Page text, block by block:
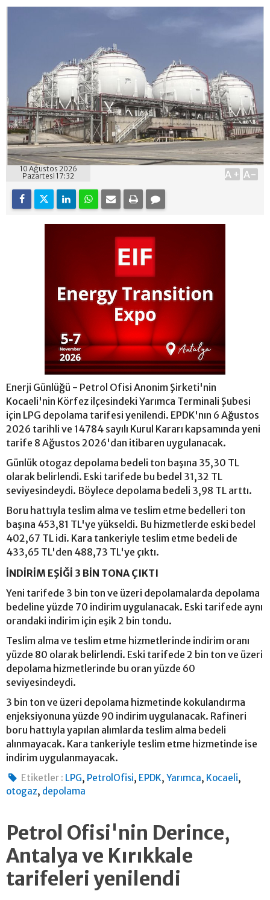
10 Ağustos 2026
Pazartesi 17:32
A+ A-
Enerji Günlüğü - Petrol Ofisi Anonim Şirketi'nin
Kocaeli'nin Körfez ilçesindeki Yarımca Terminali Şubesi
için LPG depolama tarifesi yenilendi. EPDK'nın 6 Ağustos
2026 tarihli ve 14784 sayılı Kurul Kararı kapsamında yeni
tarife 8 Ağustos 2026'dan itibaren uygulanacak.
Günlük otogaz depolama bedeli ton başına 35,30 TL
olarak belirlendi. Eski tarifede bu bedel 31,32 TL
seviyesindeydi. Böylece depolama bedeli 3,98 TL arttı.
Boru hattıyla teslim alma ve teslim etme bedelleri ton
başına 453,81 TL'ye yükseldi. Bu hizmetlerde eski bedel
402,67 TL idi. Kara tankeriyle teslim etme bedeli de
433,65 TL'den 488,73 TL'ye çıktı.
İNDİRİM EŞİĞİ 3 BİN TONA ÇIKTI
Yeni tarifede 3 bin ton ve üzeri depolamalarda depolama
bedeline yüzde 70 indirim uygulanacak. Eski tarifede aynı
orandaki indirim için eşik 2 bin tondu.
Teslim alma ve teslim etme hizmetlerinde indirim oranı
yüzde 80 olarak belirlendi. Eski tarifede 2 bin ton ve üzeri
depolama hizmetlerinde bu oran yüzde 60
seviyesindeydi.
3 bin ton ve üzeri depolama hizmetinde kokulandırma
enjeksiyonuna yüzde 90 indirim uygulanacak. Rafineri
boru hattıyla yapılan alımlarda teslim alma bedeli
alınmayacak. Kara tankeriyle teslim etme hizmetinde ise
indirim uygulanmayacak.
Etiketler : LPG, PetrolOfisi, EPDK,Yarımca, Kocaeli,
otogaz, depolama
Petrol Ofisi'nin Derince,
Antalya ve Kırıkkale
tarifeleri yenilendi